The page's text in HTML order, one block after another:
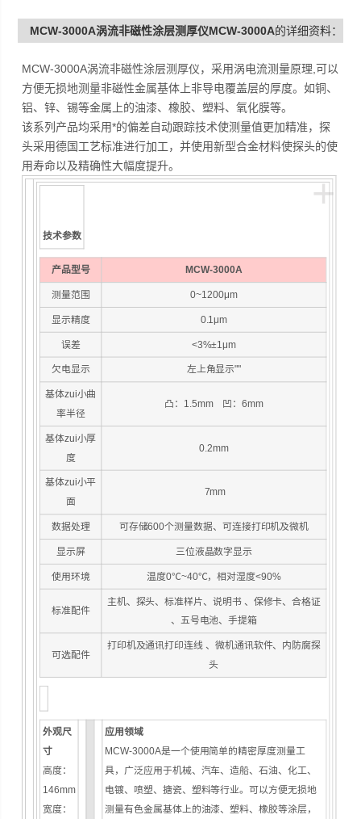
MCW-3000A涡流非磁性涂层测厚仪MCW-3000A的详细资料：
MCW-3000A涡流非磁性涂层测厚仪，采用涡电流测量原理,可以
方便无损地测量非磁性金属基体上非导电覆盖层的厚度。如铜、
铝、锌、锡等金属上的油漆、橡胶、塑料、氧化膜等。
该系列产品均采用*的偏差自动跟踪技术使测量值更加精准，探
头采用德国工艺标准进行加工，并使用新型合金材料使探头的使
用寿命以及精确性大幅度提升。
+
技术参数
产品型号 MCW-3000A
测量范围 0~1200μm
显示精度 0.1μm
误差 <3%±1μm
欠电显示 左上角显示""
基体zui小曲
率半径
凸：1.5mm 凹：6mm
基体zui小厚
度
0.2mm
基体zui小平
面
7mm
数据处理 可存储600个测量数据、可连接打印机及微机
显示屏 三位液晶数字显示
使用环境 温度0℃~40℃，相对湿度<90%
标准配件
主机、探头、标准样片、说明书 、保修卡、合格证
、五号电池、手提箱
可选配件
打印机及通讯打印连线 、微机通讯软件、内防腐探
头
外观尺
寸
高度：
146mm
宽度：
应用领域
MCW-3000A是一个使用简单的精密厚度测量工
具，广泛应用于机械、汽车、造船、石油、化工、
电镀、喷塑、搪瓷、塑料等行业。可以方便无损地
测量有色金属基体上的油漆、塑料、橡胶等涂层，